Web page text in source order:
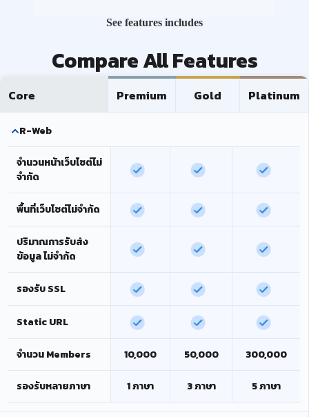
See features includes
Compare All Features
Core Premium Gold Platinum
R-Web
จำนวนหน้าเว็บไซต์ไม่
จำกัด
พื้นที่เว็บไซต์ไม่จำกัด
ปริมาณการรับส่ง
ข้อมูล ไม่จำกัด
รองรับ SSL
Static URL
จำนวน Members 10,000 50,000 300,000
รองรับหลายภาษา 1 ภาษา 3 ภาษา 5 ภาษา